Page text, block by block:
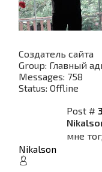
Создатель сайта
Group: Главный
Messages: 758
Status: Offline
Post #
мне
Nikalson